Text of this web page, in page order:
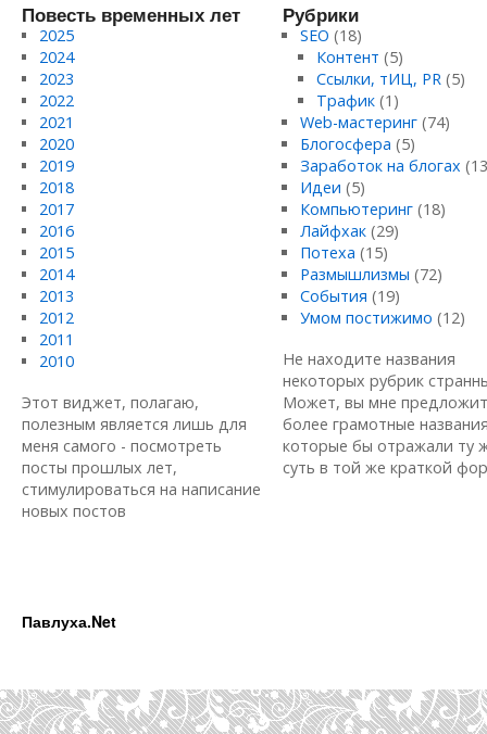
Повесть временных лет
2025
2024
2023
2022
2021
2020
2019
2018
2017
2016
2015
2014
2013
2012
2011
2010
Этот виджет, полагаю,
полезным является лишь для
меня самого - посмотреть
посты прошлых лет,
стимулироваться на написание
новых постов
Рубрики
SEO (18)
Контент (5)
Ссылки, тИЦ, PR (5)
Трафик (1)
Web-мастеринг(74)
Блогосфера (5)
Заработок на блогах
Идеи (5)
Компьютеринг(18)
Лайфхак(29)
Потеха (15)
Размышлизмы (72)
События (19)
Умом постижимо (12)
Не находите названия
некоторых рубрик
Может, вы мне
более грамотные
которые бы отражали ту
суть в той же краткой
Павлуха.Net